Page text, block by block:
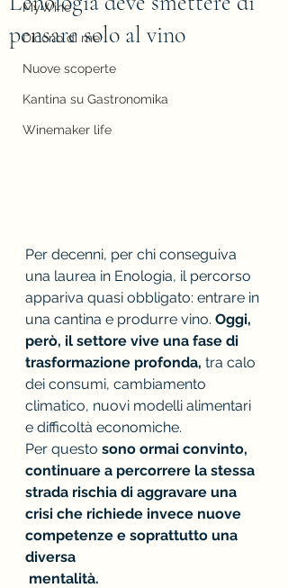
MyWine
Dicono di me
Nuove scoperte
Kantina su Gastronomika
Winemaker life
pensare solo al vino
Per decenni, per chi conseguiva
una laurea in Enologia, il percorso
appariva quasi obbligato: entrare in
una cantina e produrre vino. Oggi,
però, il settore vive una fase di
trasformazione profonda, tra calo
dei consumi, cambiamento
climatico, nuovi modelli alimentari
e difficoltà economiche.
Per questo sono ormai convinto,
continuare a percorrere la stessa
strada rischia di aggravare una
crisi che richiede invece nuove
competenze e soprattutto una
diversa
mentalità.